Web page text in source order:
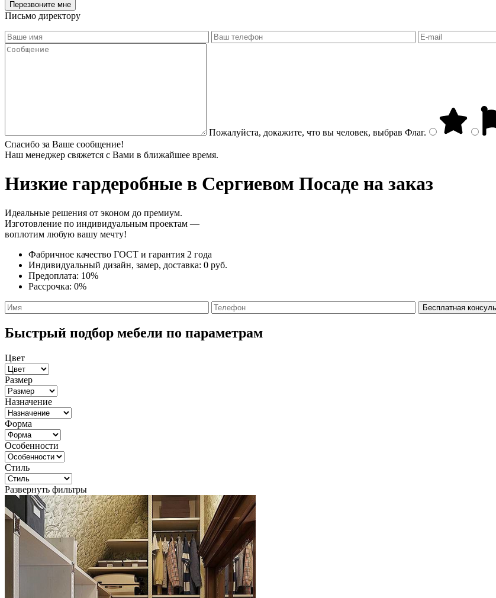
Письмо директору
Пожалуйста, докажите, что вы человек, выбрав Флаг.
Спасибо за Ваше сообщение!
Наш менеджер свяжется с Вами в ближайшее время.
Низкие гардеробные в Сергиевом Посаде на заказ
Идеальные решения от эконом до премиум.
Изготовление по индивидуальным проектам —
воплотим любую вашу мечту!
Фабричное качество ГОСТ и гарантия 2 года
Индивидуальный дизайн, замер, доставка: 0 руб.
Предоплата: 10%
Рассрочка: 0%
Быстрый подбор мебели по параметрам
Цвет
Размер
Назначение
Форма
Особенности
Стиль
Развернуть фильтры